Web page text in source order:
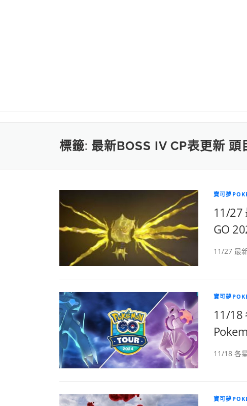
標籤: 最新BOSS IV CP表更新 頭
寶可夢
11/27
GO
11/27 最
寶可夢
11/18
11/18 各
寶可夢